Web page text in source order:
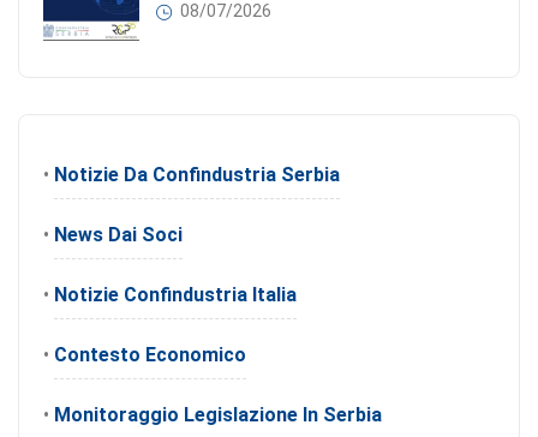
08/07/2026
• Notizie Da Confindustria Serbia
• News Dai Soci
• Notizie Confindustria Italia
• Contesto Economico
• Monitoraggio Legislazione In Serbia